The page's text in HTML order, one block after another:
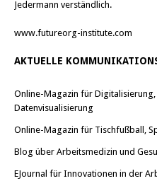
Jedermann verständlich.
www.futureorg-institute.com
AKTUELLE
Online-Magazin für
Datenvisualisierung
Online-Magazin für Tischfußball,
Blog über Arbeitsmedizin und
EJournal für Innovationen in der